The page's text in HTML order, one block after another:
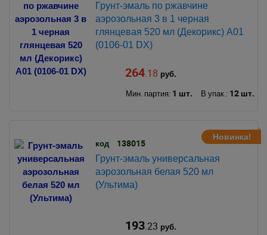
Грунт-эмаль по ржавчине
аэрозольная 3 в 1 черная
глянцевая 520 мл (Декорикс) A01
(0106-01 DX)
264.18 руб.
Мин. партия: 1 шт. В упак.: 12 шт.
Новинка!
код 138015
Грунт-эмаль универсальная
аэрозольная белая 520 мл
(Ультима)
193.23 руб.